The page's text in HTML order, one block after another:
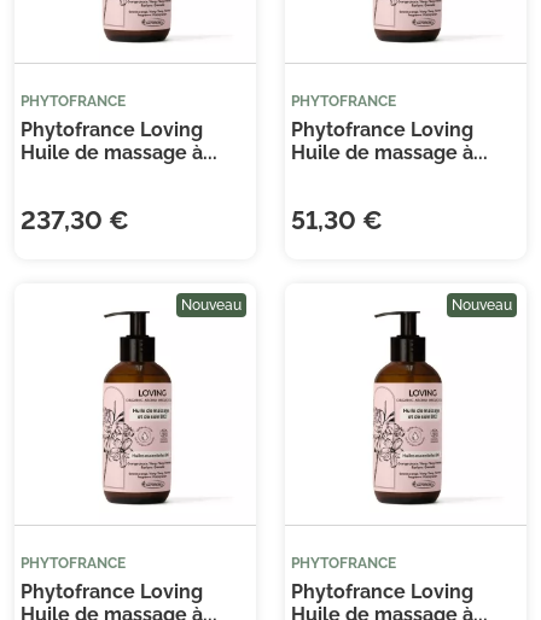
PHYTOFRANCE
Phytofrance Loving
Huile de massage à...
237,30 €
PHYTOFRANCE
Phytofrance Loving
Huile de massage à...
51,30 €
Nouveau
PHYTOFRANCE
Phytofrance Loving
Huile de massage à...
Nouveau
PHYTOFRANCE
Phytofrance Loving
Huile de massage à...